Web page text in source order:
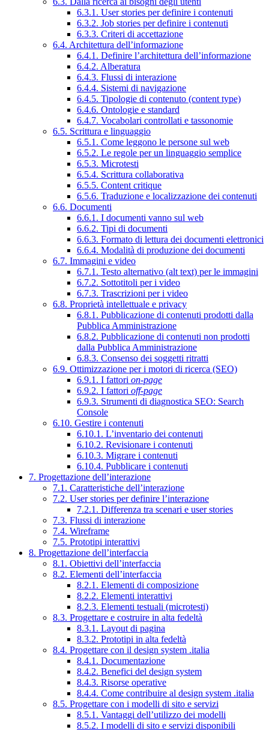
6.3.1. User stories per definire i contenuti
6.3.2. Job stories per definire i contenuti
6.3.3. Criteri di accettazione
6.4. Architettura dell’informazione
6.4.1. Definire l’architettura dell’informazione
6.4.2. Alberatura
6.4.3. Flussi di interazione
6.4.4. Sistemi di navigazione
6.4.5. Tipologie di contenuto (content type)
6.4.6. Ontologie e standard
6.4.7. Vocabolari controllati e tassonomie
6.5. Scrittura e linguaggio
6.5.1. Come leggono le persone sul web
6.5.2. Le regole per un linguaggio semplice
6.5.3. Microtesti
6.5.4. Scrittura collaborativa
6.5.5. Content critique
6.5.6. Traduzione e localizzazione dei contenuti
6.6. Documenti
6.6.1. I documenti vanno sul web
6.6.2. Tipi di documenti
6.6.3. Formato di lettura dei documenti elettronici
6.6.4. Modalità di produzione dei documenti
6.7. Immagini e video
6.7.1. Testo alternativo (alt text) per le immagini
6.7.2. Sottotitoli per i video
6.7.3. Trascrizioni per i video
6.8. Proprietà intellettuale e privacy
6.8.1. Pubblicazione di contenuti prodotti dalla
Pubblica Amministrazione
6.8.2. Pubblicazione di contenuti non prodotti
dalla Pubblica Amministrazione
6.8.3. Consenso dei soggetti ritratti
6.9. Ottimizzazione per i motori di ricerca (SEO)
6.9.1. I fattori on-page
6.9.2. I fattori off-page
6.9.3. Strumenti di diagnostica SEO: Search
Console
6.10. Gestire i contenuti
6.10.1. L’inventario dei contenuti
6.10.2. Revisionare i contenuti
6.10.3. Migrare i contenuti
6.10.4. Pubblicare i contenuti
7. Progettazione dell’interazione
7.1. Caratteristiche dell’interazione
7.2. User stories per definire l’interazione
7.2.1. Differenza tra scenari e user stories
7.3. Flussi di interazione
7.4. Wireframe
7.5. Prototipi interattivi
8. Progettazione dell’interfaccia
8.1. Obiettivi dell’interfaccia
8.2. Elementi dell’interfaccia
8.2.1. Elementi di composizione
8.2.2. Elementi interattivi
8.2.3. Elementi testuali (microtesti)
8.3. Progettare e costruire in alta fedeltà
8.3.1. Layout di pagina
8.3.2. Prototipi in alta fedeltà
8.4. Progettare con il design system .italia
8.4.1. Documentazione
8.4.2. Benefici del design system
8.4.3. Risorse operative
8.4.4. Come contribuire al design system .italia
8.5. Progettare con i modelli di sito e servizi
8.5.1. Vantaggi dell’utilizzo dei modelli
8.5.2. I modelli di sito e servizi disponibili